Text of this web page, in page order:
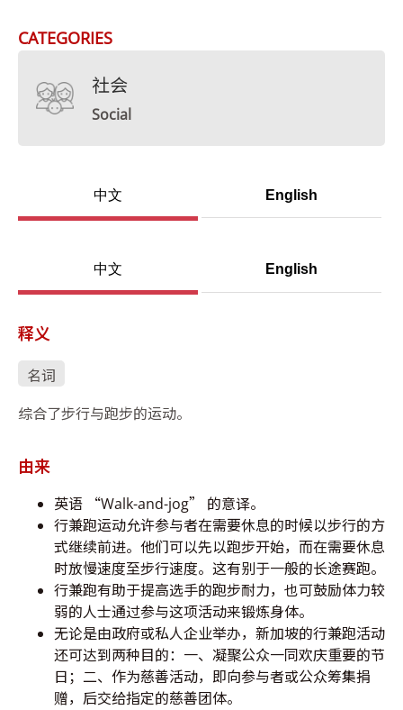
CATEGORIES
社会
Social
中文 English
中文 English
释义
名词
综合了步行与跑步的运动。
由来
英语 “Walk-and-jog” 的意译。
行兼跑运动允许参与者在需要休息的时候以步行的方
式继续前进。他们可以先以跑步开始，而在需要休息
时放慢速度至步行速度。这有别于一般的长途赛跑。
行兼跑有助于提高选手的跑步耐力，也可鼓励体力较
弱的人士通过参与这项活动来锻炼身体。
无论是由政府或私人企业举办，新加坡的行兼跑活动
还可达到两种目的：一、凝聚公众一同欢庆重要的节
日；二、作为慈善活动，即向参与者或公众筹集捐
赠，后交给指定的慈善团体。